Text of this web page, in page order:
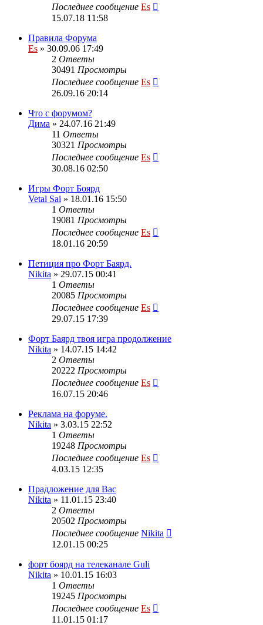
Последнее сообщение Es
15.07.18 11:58
Правила Форума
Es » 30.09.06 17:49
2 Ответы
30491 Просмотры
Последнее сообщение Es
26.09.16 20:14
Что с форумом?
Дима » 24.07.16 21:49
11 Ответы
30321 Просмотры
Последнее сообщение Es
30.08.16 02:50
Игры Форт Боярд
Vetal Sai » 18.01.16 15:50
1 Ответы
19081 Просмотры
Последнее сообщение Es
18.01.16 20:59
Петиция про Форт Баярд.
Nikita » 29.07.15 00:41
1 Ответы
20085 Просмотры
Последнее сообщение Es
29.07.15 17:39
Форт Баярд твоя игра продолжение
Nikita » 14.07.15 14:42
2 Ответы
20222 Просмотры
Последнее сообщение Es
16.07.15 20:46
Реклама на форуме.
Nikita » 3.03.15 22:52
1 Ответы
19248 Просмотры
Последнее сообщение Es
4.03.15 12:35
Прадложение для Вас
Nikita » 11.01.15 23:40
2 Ответы
20502 Просмотры
Последнее сообщение Nikita
12.01.15 00:25
форт боярд на телеканале Guli
Nikita » 10.01.15 16:03
1 Ответы
19245 Просмотры
Последнее сообщение Es
11.01.15 01:17